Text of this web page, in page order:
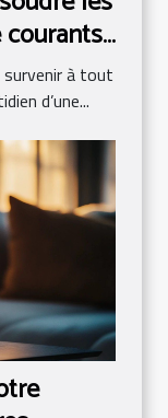
survenir à tout
d’une...